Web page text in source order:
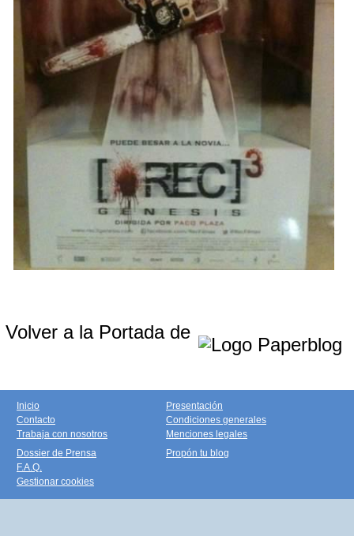
Volver a la Portada de
Inicio
Contacto
Trabaja con nosotros
Presentación
Condiciones generales
Menciones legales
Dossier de Prensa
F.A.Q.
Gestionar cookies
Propón tu blog